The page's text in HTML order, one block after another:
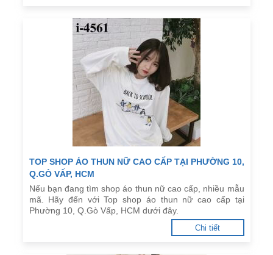
TOP SHOP ÁO THUN NỮ CAO CẤP TẠI PHƯỜNG 10,
Q.GÒ VẤP, HCM
Nếu bạn đang tìm shop áo thun nữ cao cấp, nhiều mẫu
mã. Hãy đến với Top shop áo thun nữ cao cấp tại
Phường 10, Q.Gò Vấp, HCM dưới đây.
Chi tiết